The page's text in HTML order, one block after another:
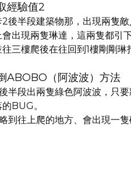
經驗值2
後半段建築物那，出現兩隻
出現兩隻琳達，這兩隻都引
三樓爬後在往回到1樓剛剛琳
ABOBO（阿波波）方法
半段出兩隻綠色阿波波，只
BUG。
到往上爬的地方、會出現一